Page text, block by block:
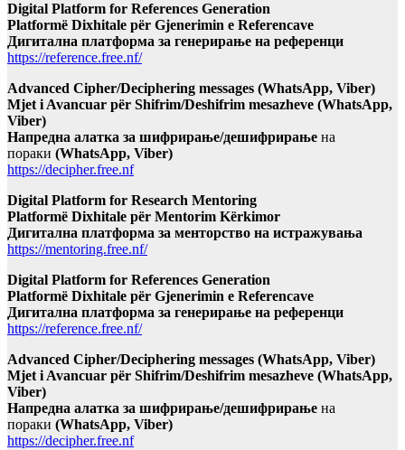
Digital Platform for References Generation
Platformë Dixhitale për Gjenerimin e Referencave
Дигитална платформа за генерирање на референци
https://reference.free.nf/
Advanced Cipher/Deciphering messages (WhatsApp, Viber)
Mjet i Avancuar për Shifrim/Deshifrim mesazheve (WhatsApp,
Viber)
Напредна алатка за шифрирање/дешифрирање на
пораки (WhatsApp, Viber)
https://decipher.free.nf
Digital Platform for Research Mentoring
Platformë Dixhitale për Mentorim Kërkimor
Дигитална платформа за менторство на истражувања
https://mentoring.free.nf/
Digital Platform for References Generation
Platformë Dixhitale për Gjenerimin e Referencave
Дигитална платформа за генерирање на референци
https://reference.free.nf/
Advanced Cipher/Deciphering messages (WhatsApp, Viber)
Mjet i Avancuar për Shifrim/Deshifrim mesazheve (WhatsApp,
Viber)
Напредна алатка за шифрирање/дешифрирање на
пораки (WhatsApp, Viber)
https://decipher.free.nf